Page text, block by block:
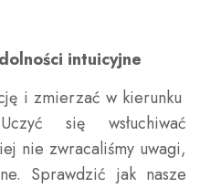
intuicyjne
i zmierzać w kierunku
się wsłuchiwać
nie zwracaliśmy uwagi,
Sprawdzić jak nasze